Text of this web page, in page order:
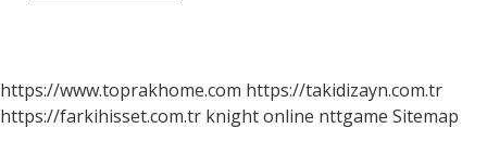
https://www.toprakhome.com https://takidizayn.com.tr
https://farkihisset.com.tr knight online nttgame Sitemap